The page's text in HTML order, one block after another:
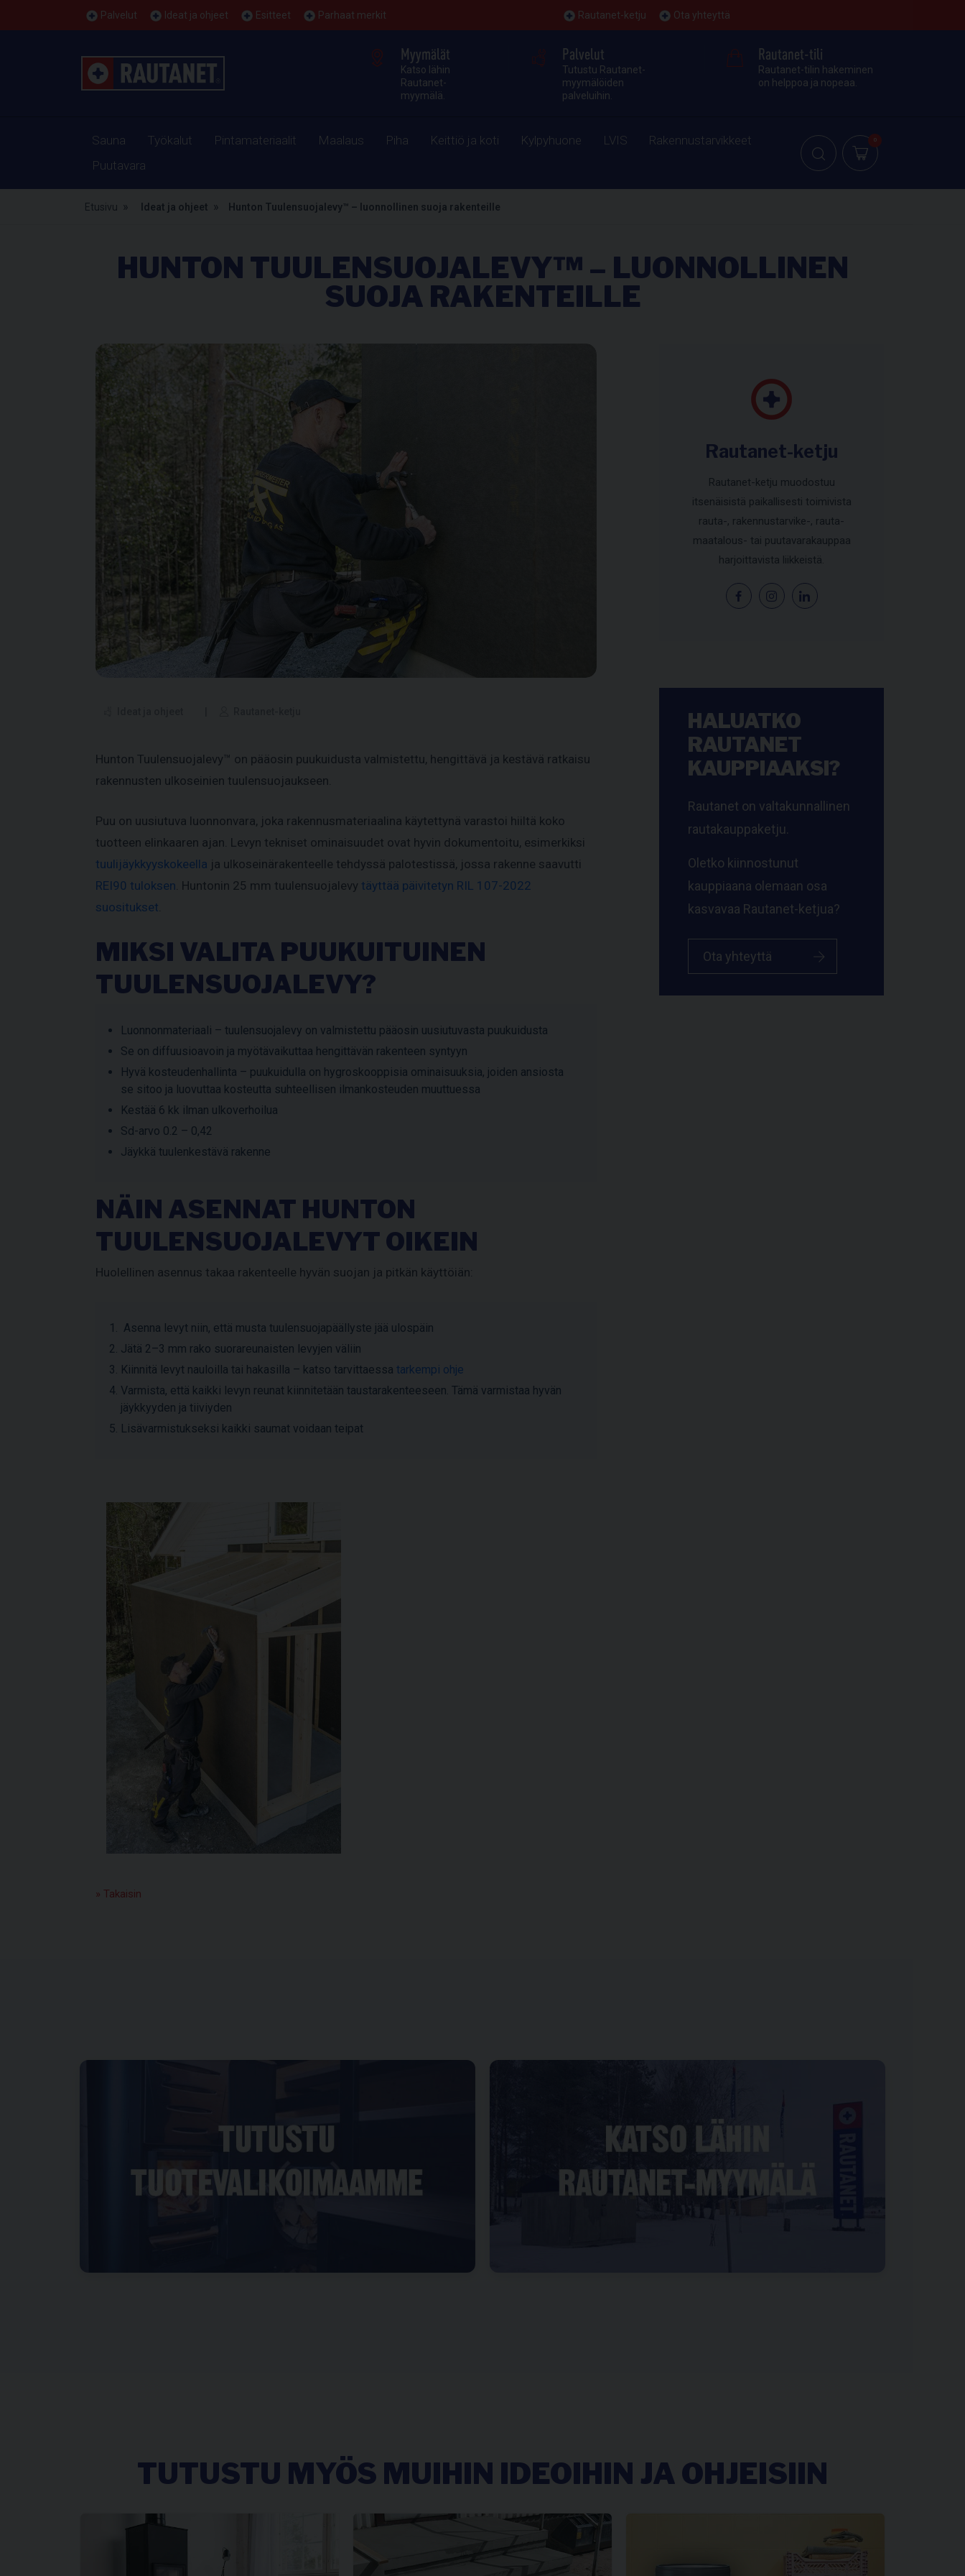
Palvelut Ideat ja ohjeet Esitteet Parhaat merkit Rautanet-ketju Ota yhteyttä
Myymälät
Katso lähin
Rautanet-
myymälä.
Palvelut
Tutustu Rautanet-
myymälöiden
palveluihin.
Rautanet-tili
Rautanet-tilin hakeminen
on helppoa ja nopeaa.
Sauna Työkalut Pintamateriaalit Maalaus Piha Keittiö ja koti Kylpyhuone LVIS
Rakennustarvikkeet
Puutavara
0
Etusivu Ideat ja ohjeet Hunton Tuulensuojalevy™ – luonnollinen suoja rakenteille
HUNTON TUULENSUOJALEVY™ – LUONNOLLINEN
SUOJA RAKENTEILLE
Hunton Tuulensuojalevy™ on pääosin puukuidusta valmistettu, hengittävä ja kestävä ratkaisu
rakennusten ulkoseinien tuulensuojaukseen.
Puu on uusiutuva luonnonvara, joka rakennusmateriaalina käytettynä varastoi hiiltä koko
tuotteen elinkaaren ajan. Levyn tekniset ominaisuudet ovat hyvin dokumentoitu, esimerkiksi
tuulijäykkyyskokeella ja ulkoseinärakenteelle tehdyssä palotestissä, jossa rakenne saavutti
REI90 tuloksen . Huntonin 25 mm tuulensuojalevy täyttää päivitetyn RIL 107-2022
suositukset
MIKSI VALITA PUUKUITUINEN
TUULENSUOJALEVY?
Luonnonmateriaali – tuulensuojalevy on valmistettu pääosin uusiutuvasta puukuidusta
Se on diffuusioavoin ja myötävaikuttaa hengittävän rakenteen syntyyn
Hyvä kosteudenhallinta – puukuidulla on hygroskooppisia ominaisuuksia, joiden ansiosta
se sitoo ja luovuttaa kosteutta suhteellisen ilmankosteuden muuttuessa
Kestää 6 kk ilman ulkoverhoilua
Sd-arvo 0.2 – 0,42
Jäykkä tuulenkestävä rakenne
NÄIN ASENNAT HUNTON
TUULENSUOJALEVYT OIKEIN
Huolellinen asennus takaa rakenteelle hyvän suojan ja pitkän käyttöiän:
Asenna levyt niin, että musta tuulensuojapäällyste jää ulospäin
Jätä 2–3 mm rako suorareunaisten levyjen väliin
Kiinnitä levyt nauloilla tai hakasilla – katso tarvittaessatarkempi ohje
Varmista, että kaikki levyn reunat kiinnitetään taustarakenteeseen. Tämä varmistaa hyvän
jäykkyyden ja tiiviyden
Lisävarmistukseksi kaikki saumat voidaan teipat
» Takaisin
Rautanet-ketju
Rautanet-ketju muodostuu
itsenäisistä paikallisesti toimivista
rauta-, rakennustarvike-, rauta-
maatalous- tai puutavarakauppaa
harjoittavista liikkeistä.
HALUATKO
RAUTANET
KAUPPIAAKSI?
Rautanet on valtakunnallinen
rautakauppaketju.
Oletko kiinnostunut
kauppiaana olemaan osa
kasvavaa Rautanet-ketjua?
Ota yhteyttä
TUTUSTU MYÖS MUIHIN IDEOIHIN JA OHJEISIIN